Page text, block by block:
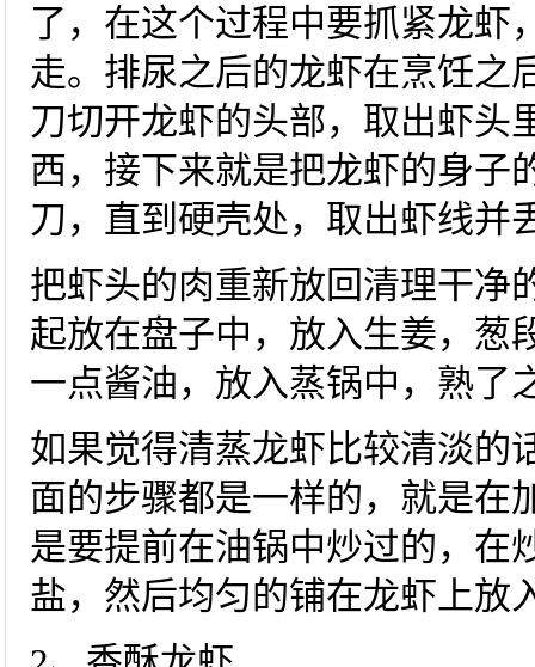
了，在这个过程中要抓紧龙虾
走。排尿之后的龙虾在烹饪之
刀切开龙虾的头部，取出虾头
西，接下来就是把龙虾的身子
刀，直到硬壳处，取出虾线并
把虾头的肉重新放回清理干净
起放在盘子中，放入生姜，葱
一点酱油，放入蒸锅中，熟了
如果觉得清蒸龙虾比较清淡的
面的步骤都是一样的，就是在
是要提前在油锅中炒过的，在
盐，然后均匀的铺在龙虾上放